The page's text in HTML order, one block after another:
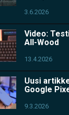
3.6.2026
Video:
All-Wood
13.4.2026
Uusi
Google
9.3.2026